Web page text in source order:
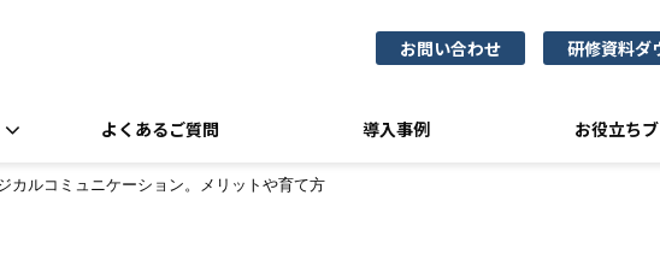
お問い合わせ 研修資料ダ
よくあるご質問 導入事例 お役立ち
カルコミュニケーション。メリットや育て方